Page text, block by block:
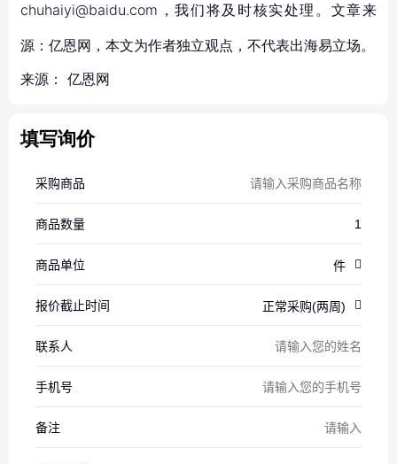
chuhaiyi@baidu.com，我们将及时核实处理。文章来
源：亿恩网，本文为作者独立观点，不代表出海易立场。
来源： 亿恩网
填写询价